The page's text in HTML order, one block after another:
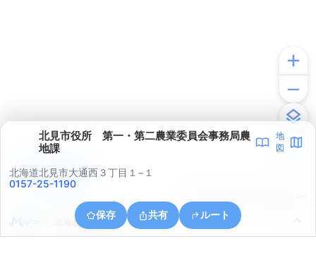
北見市役所 第一・第二農業委員会事務局農
地課
地
図
北海道北見市大通西３丁目１−１
0157-25-1190
保存 共有 ルート
北海道北見市川東
アプリで見る